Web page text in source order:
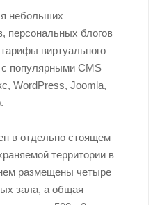
небольших
персональных блогов
виртуального
популярными CMS
WordPress, Joomla,
в отдельно стоящем
территории в
размещены четыре
зала, а общая